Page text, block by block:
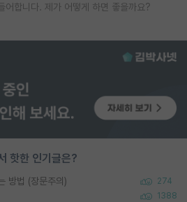
어합니다. 제가 어떻게 하면 좋을까요?
핫한 인기글은?
방법 (장문주의) 274
1388